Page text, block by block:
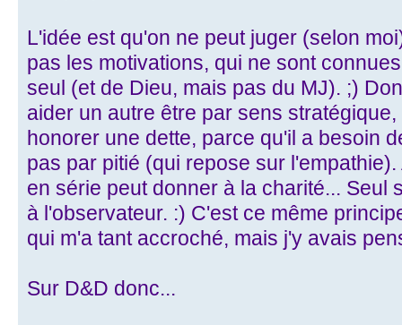
L'idée est qu'on ne peut juger (selon
pas les motivations, qui ne sont
seul (et de Dieu, mais pas du MJ). ;)
aider un autre être par sens
honorer une dette, parce qu'il a besoin
pas par pitié (qui repose sur
en série peut donner à la charité... Seul
à l'observateur. :) C'est ce même
qui m'a tant accroché, mais j'y avais
Sur D&D donc...